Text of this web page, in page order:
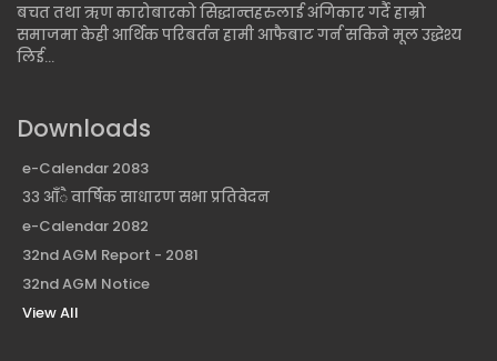
बचत तथा ऋण कारोबारको सिद्धान्तहरुलाई अंगिकार गर्दै हाम्रो
समाजमा केही आर्थिक परिबर्तन हामी आफैबाट गर्न सकिने मूल उद्धेश्य
लिई...
Downloads
e-Calendar 2083
३३ आँै वार्षिक साधारण सभा प्रतिवेदन
e-Calendar 2082
32nd AGM Report - 2081
32nd AGM Notice
View All